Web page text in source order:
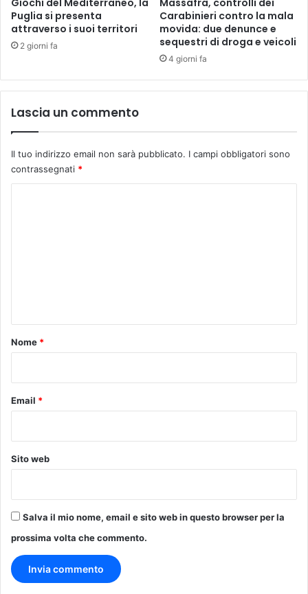
Puglia si presenta
attraverso i suoi territori
2 giorni fa
Carabinieri contro la mala
movida: due denunce e
sequestri di droga e veicoli
4 giorni fa
Lascia un commento
Il tuo indirizzo email non sarà pubblicato. I campi obbligatori sono
contrassegnati *
o
Nome *
Email *
Sito web
Salva il mio nome, email e sito web in questo browser per la
prossima volta che commento.